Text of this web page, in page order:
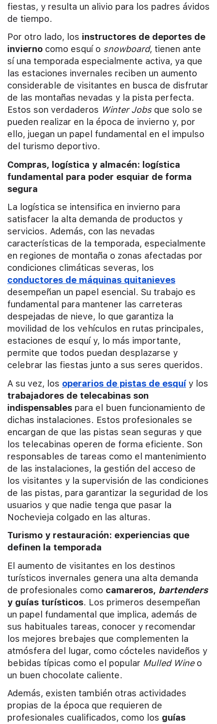
fiestas, y resulta un alivio para los padres ávidos
de tiempo.
Por otro lado, los instructores de deportes de
invierno como esquí o snowboard, tienen ante
sí una temporada especialmente activa, ya que
las estaciones invernales reciben un aumento
considerable de visitantes en busca de disfrutar
de las montañas nevadas y la pista perfecta.
Estos son verdaderos Winter Jobsque solo se
pueden realizar en la época de invierno y, por
ello, juegan un papel fundamental en el impulso
del turismo deportivo.
Compras, logística y almacén: logística
fundamental para poder esquiar de forma
segura
La logística se intensifica en invierno para
satisfacer la alta demanda de productos y
servicios. Además, con las nevadas
características de la temporada, especialmente
en regiones de montaña o zonas afectadas por
condiciones climáticas severas, los
conductores de máquinas quitanieves
desempeñan un papel esencial. Su trabajo es
fundamental para mantener las carreteras
despejadas de nieve, lo que garantiza la
movilidad de los vehículos en rutas principales,
estaciones de esquí y, lo más importante,
permite que todos puedan desplazarse y
celebrar las fiestas junto a sus seres queridos.
A su vez, los operarios de pistas de esquíy los
trabajadores de telecabinas son
indispensables para el buen funcionamiento de
dichas instalaciones. Estos profesionales se
encargan de que las pistas sean seguras y que
los telecabinas operen de forma eficiente. Son
responsables de tareas como el mantenimiento
de las instalaciones, la gestión del acceso de
los visitantes y la supervisión de las condiciones
de las pistas, para garantizar la seguridad de los
usuarios y que nadie tenga que pasar la
Nochevieja colgado en las alturas.
Turismo y restauración: experiencias que
definen la temporada
El aumento de visitantes en los destinos
turísticos invernales genera una alta demanda
de profesionales como camareros, bartenders
y guías turísticos. Los primeros desempeñan
un papel fundamental que implica, además de
sus habituales tareas, conocer y recomendar
los mejores brebajes que complementen la
atmósfera del lugar, como cócteles navideños y
bebidas típicas como el popular Mulled Wineo
un buen chocolate caliente.
Además, existen también otras actividades
propias de la época que requieren de
profesionales cualificados, como los guías